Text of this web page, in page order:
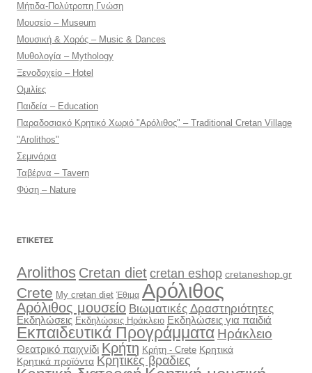
Μήτιδα-Πολύτροπη Γνώση
Μουσείο – Museum
Μουσική & Χορός – Music & Dances
Μυθολογία – Mythology
Ξενοδοχείο – Hotel
Ομιλίες
Παιδεία – Education
Παραδοσιακό Κρητικό Χωριό "Αρόλιθος" – Traditional Cretan Village
"Arolithos"
Σεμινάρια
Ταβέρνα – Tavern
Φύση – Nature
ΕΤΙΚΈΤΕΣ
Arolithos Cretan dietcretan eshop cretaneshop.gr
Crete My cretan diet Έθιμα Αρόλιθος
Αρόλιθος μουσείο Βιωματικές Δραστηριότητες
Εκδηλώσεις Εκδηλώσεις Ηράκλειο Εκδηλώσεις για παιδιά
Εκπαιδευτικά Προγράμματα Ηράκλειο
Θεατρικό παιχνίδι Κρήτη Κρήτη - Crete Κρητικά
Κρητικά προϊόντα Κρητικές βραδιες